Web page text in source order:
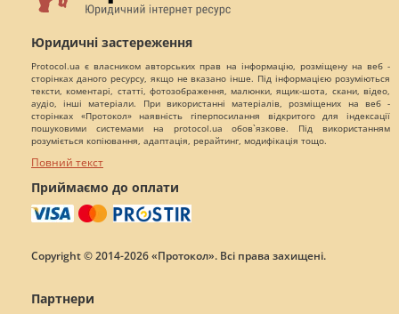
Юридичні застереження
Protocol.ua є власником авторських прав на інформацію, розміщену на веб -
сторінках даного ресурсу, якщо не вказано інше. Під інформацією розуміються
тексти, коментарі, статті, фотозображення, малюнки, ящик-шота, скани, відео,
аудіо, інші матеріали. При використанні матеріалів, розміщених на веб -
сторінках «Протокол» наявність гіперпосилання відкритого для індексації
пошуковими системами на protocol.ua обов`язкове. Під використанням
розуміється копіювання, адаптація, рерайтинг, модифікація тощо.
Повний текст
Приймаємо до оплати
Copyright © 2014-2026 «Протокол». Всі права захищені.
Партнери